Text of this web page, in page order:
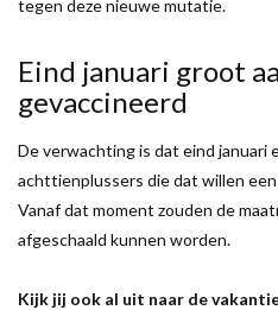
tegen deze nieuwe mutatie.
Eind januari groot
gevaccineerd
De verwachting is dat eind januari
achttienplussers die dat willen
Vanaf dat moment zouden de
afgeschaald kunnen worden.
Kijk jij ook al uit naar de